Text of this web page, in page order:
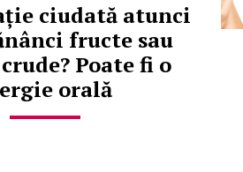
ciudată atunci
fructe sau
Poate fi o
orală